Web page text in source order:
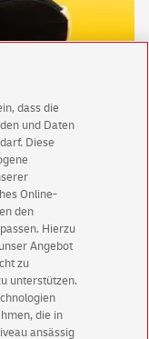
und ein
dass die
und Daten
Diese
Online-
den
Hierzu
Angebot
zu
unterstützen.
die in
ansässig